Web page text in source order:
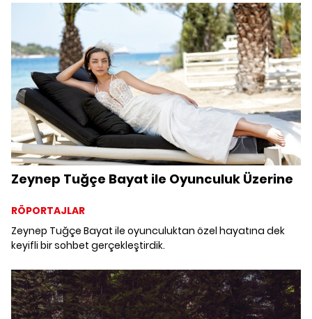
Zeynep Tuğçe Bayat ile Oyunculuk Üzerine
RÖPORTAJLAR
Zeynep Tuğçe Bayat ile oyunculuktan özel hayatına dek
keyifli bir sohbet gerçekleştirdik.